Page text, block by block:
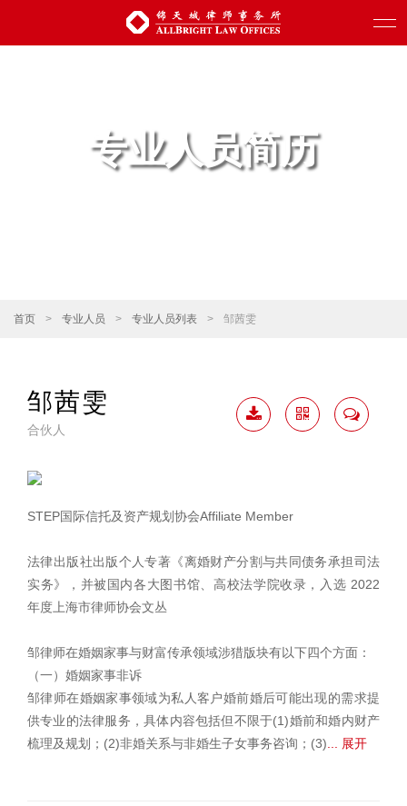
专业人员简历
首页 > 专业人员 > 专业人员列表 > 邹茜雯
邹茜雯
合伙人
STEP国际信托及资产规划协会Affiliate Member
法律出版社出版个人专著《离婚财产分割与共同债务承担司法
实务》，并被国内各大图书馆、高校法学院收录，入选 2022
年度上海市律师协会文丛
邹律师在婚姻家事与财富传承领域涉猎版块有以下四个方面：
（一）婚姻家事非诉
邹律师在婚姻家事领域为私人客户婚前婚后可能出现的需求提
供专业的法律服务，具体内容包括但不限于(1)婚前和婚内财产
梳理及规划；(2)非婚关系与非婚生子女事务咨询；(3) ... 展开